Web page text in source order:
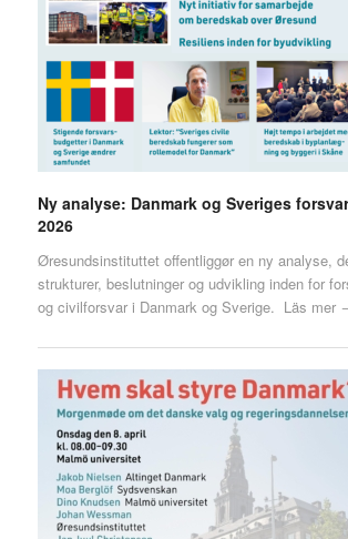
Ny analyse: Danmark og Sveriges
2026
Øresundsinstituttet offentliggør en ny analyse,
strukturer, beslutninger og udvikling inden for
og civilforsvar i Danmark og Sverige. Läs mer